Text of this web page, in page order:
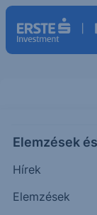
Elemzések
Hírek
Elemzések
TESLA -
CHART EXTRA
Puppi Adrián